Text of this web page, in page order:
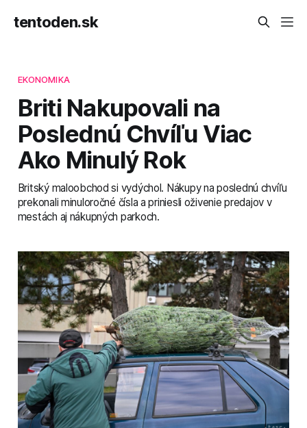
tentoden.sk
EKONOMIKA
Briti Nakupovali na
Poslednú Chvíľu Viac
Ako Minulý Rok
Britský maloobchod si vydýchol. Nákupy na poslednú chvíľu
prekonali minuloročné čísla a priniesli oživenie predajov v
mestách aj nákupných parkoch.